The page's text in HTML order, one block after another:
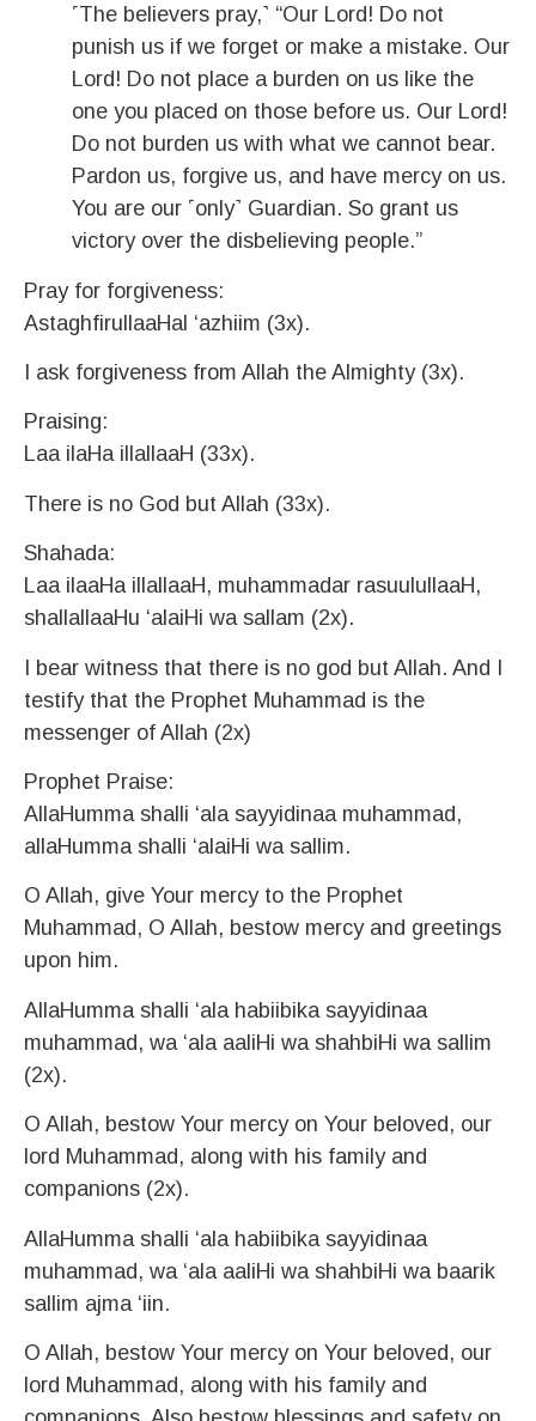
˹The believers pray,˺ “Our Lord! Do not
punish us if we forget or make a mistake. Our
Lord! Do not place a burden on us like the
one you placed on those before us. Our Lord!
Do not burden us with what we cannot bear.
Pardon us, forgive us, and have mercy on us.
You are our ˹only˺ Guardian. So grant us
victory over the disbelieving people.”
Pray for forgiveness:
AstaghfirullaaHal ‘azhiim (3x).
I ask forgiveness from Allah the Almighty (3x).
Praising:
Laa ilaHa illallaaH (33x).
There is no God but Allah (33x).
Shahada:
Laa ilaaHa illallaaH, muhammadar rasuulullaaH,
shallallaaHu ‘alaiHi wa sallam (2x).
I bear witness that there is no god but Allah. And I
testify that the Prophet Muhammad is the
messenger of Allah (2x)
Prophet Praise:
AllaHumma shalli ‘ala sayyidinaa muhammad,
allaHumma shalli ‘alaiHi wa sallim.
O Allah, give Your mercy to the Prophet
Muhammad, O Allah, bestow mercy and greetings
upon him.
AllaHumma shalli ‘ala habiibika sayyidinaa
muhammad, wa ‘ala aaliHi wa shahbiHi wa sallim
(2x).
O Allah, bestow Your mercy on Your beloved, our
lord Muhammad, along with his family and
companions (2x).
AllaHumma shalli ‘ala habiibika sayyidinaa
muhammad, wa ‘ala aaliHi wa shahbiHi wa baarik
sallim ajma ‘iin.
O Allah, bestow Your mercy on Your beloved, our
lord Muhammad, along with his family and